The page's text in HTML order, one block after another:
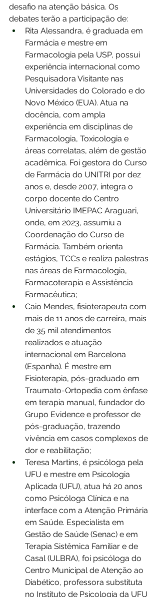
desafio na atenção básica. Os
debates terão a participação de:
Rita Alessandra, é graduada em
Farmácia e mestre em
Farmacologia pela USP, possui
experiência internacional como
Pesquisadora Visitante nas
Universidades do Colorado e do
Novo México (EUA). Atua na
docência, com ampla
experiência em disciplinas de
Farmacologia, Toxicologia e
áreas correlatas, além de gestão
acadêmica. Foi gestora do Curso
de Farmácia do UNITRI por dez
anos e, desde 2007, integra o
corpo docente do Centro
Universitário IMEPAC Araguari,
onde, em 2023, assumiu a
Coordenação do Curso de
Farmácia. Também orienta
estágios, TCCs e realiza palestras
nas áreas de Farmacologia,
Farmacoterapia e Assistência
Farmacêutica;
Caio Mendes, fisioterapeuta com
mais de 11 anos de carreira, mais
de 35 mil atendimentos
realizados e atuação
internacional em Barcelona
(Espanha). É mestre em
Fisioterapia, pós-graduado em
Traumato-Ortopedia com ênfase
em terapia manual, fundador do
Grupo Evidence e professor de
pós-graduação, trazendo
vivência em casos complexos de
dor e reabilitação;
Teresa Martins, é psicóloga pela
UFU e mestre em Psicologia
Aplicada (UFU), atua há 20 anos
como Psicóloga Clínica e na
interface com a Atenção Primária
em Saúde. Especialista em
Gestão de Saúde (Senac) e em
Terapia Sistêmica Familiar e de
Casal (ULBRA), foi psicóloga do
Centro Municipal de Atenção ao
Diabético, professora substituta
no Instituto de Psicologia da UFU